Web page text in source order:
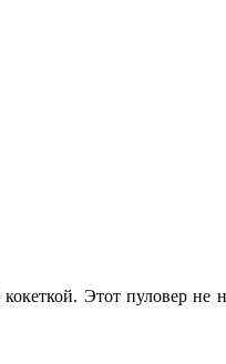
Этот пуловер не